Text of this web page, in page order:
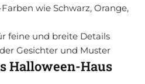
wie Schwarz, Orange,
feine und breite Details
Gesichter und Muster
Halloween-Haus